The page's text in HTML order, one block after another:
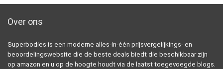
Over ons
Superbodies is een moderne alles-in-één prijsvergelijkings- en
beoordelingswebsite die de beste deals biedt die beschikbaar zijn
op amazon en u op de hoogte houdt via de laatst toegevoegde blogs.